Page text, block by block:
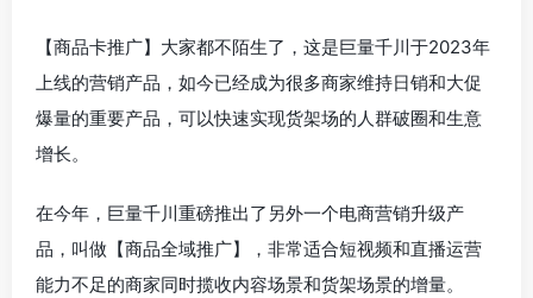
【商品卡推广】大家都不陌生了，这是巨量千川于2023年
上线的营销产品，如今已经成为很多商家维持日销和大促
爆量的重要产品，可以快速实现货架场的人群破圈和生意
增长。
在今年，巨量千川重磅推出了另外一个电商营销升级产
品，叫做【商品全域推广】，非常适合短视频和直播运营
能力不足的商家同时揽收内容场景和货架场景的增量。